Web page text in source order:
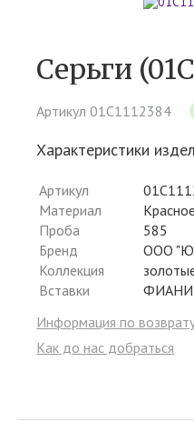
Серьги
Артикул 01С1112384
Характеристики
Артикул
Материал
Проба
585
Бренд
ООО
Коллекция
Вставки
Информация по
Как до нас добраться